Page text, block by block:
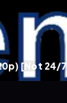
[Not 24/7]